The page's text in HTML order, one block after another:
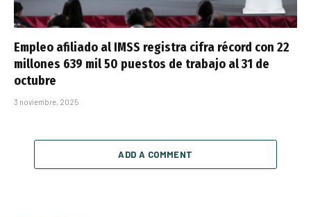
Empleo afiliado al IMSS registra cifra récord con 22
millones 639 mil 50 puestos de trabajo al 31 de
octubre
3 noviembre, 2025
ADD A COMMENT